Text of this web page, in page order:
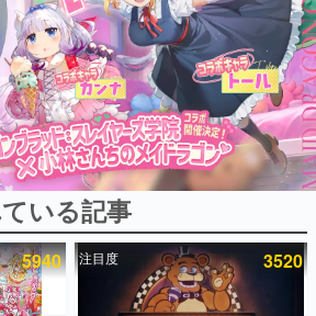
プ
いる記事ランキング
いる記事
5940 注目度 3520